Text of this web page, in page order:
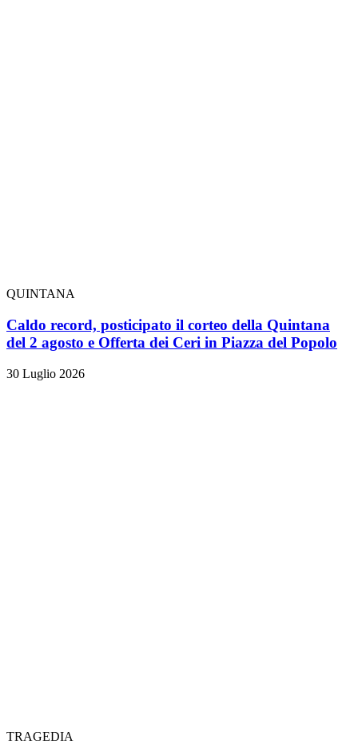
QUINTANA
Caldo record, posticipato il corteo della Quintana
del 2 agosto e Offerta dei Ceri in Piazza del Popolo
30 Luglio 2026
TRAGEDIA